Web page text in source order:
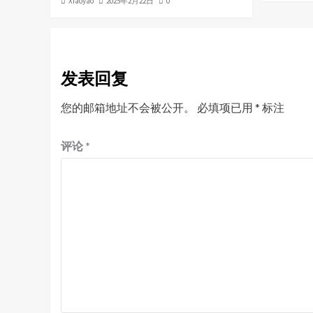
发表回复
您的邮箱地址不会被公开。 必填项已用 * 标注
评论 *